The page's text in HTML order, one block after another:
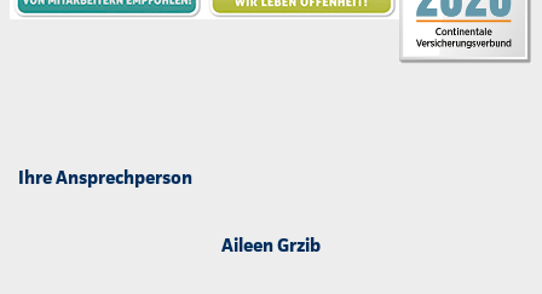
Ihre Ansprechperson
Aileen Grzib